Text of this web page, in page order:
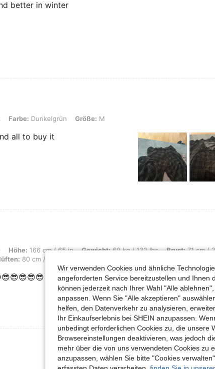
better in winter
Dunkelgrün, Größe: M
Farbe: Dunkelgrün Größe: M
all to buy it
166 cm / 65 in, Gewicht: 60 kg / 132 lbs, Brust: 71 cm / 28 in, Taille: 56
Höhe: 166 cm / 65 in Gewicht:60 kg / 132 lbs Brust:71 cm /
80 cm / 31 in
Mehr Bewertungen Ansehen
Wir verwenden Cookies und ähnliche
angeforderten Service bereitzustellen und Ihnen
können jederzeit nach Ihrer Wahl "Alle
anpassen. Wenn Sie "Alle akzeptieren"
helfen, den Datenverkehr zu analysieren,
Ihr Einkaufserlebnis bei SHEIN anzupassen.
unbedingt erforderlichen Cookies zu, die unsere
Browsereinstellungen deaktivieren, was jedoch
mehr über die von uns verwendeten Cookies zu
anzupassen, wählen Sie bitte "Cookies